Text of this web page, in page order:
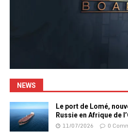
NEWS
Le port de Lomé,
Russie en Afrique de
11/07/2026 0